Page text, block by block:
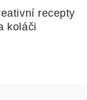
recepty
koláči